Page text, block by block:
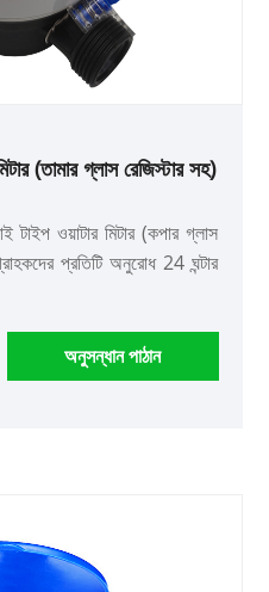
(তামার গ্লাস রেজিস্টার সহ)
ওয়াটার মিটার (কপার গ্লাস
প্রতিটি অনুরোধ 24 ঘন্টার
অনুসন্ধান পাঠান